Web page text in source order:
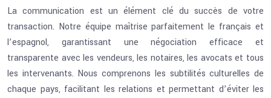
La communication est un élément clé du succès de votre
transaction. Notre équipe maîtrise parfaitement le français et
l’espagnol, garantissant une négociation efficace et
transparente avec les vendeurs, les notaires, les avocats et tous
les intervenants. Nous comprenons les subtilités culturelles de
chaque pays, facilitant les relations et permettant d’éviter les